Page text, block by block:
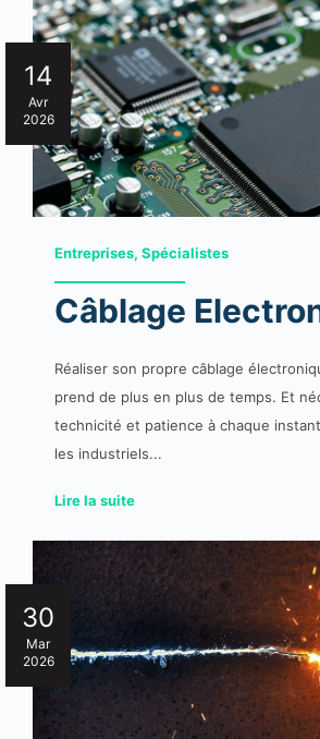
14
Avr
2026
Entreprises, Spécialistes
Câblage
Réaliser son propre câblage
prend de plus en plus de temps. Et
technicité et patience à chaque
les industriels...
Lire la suite
30
Mar
2026